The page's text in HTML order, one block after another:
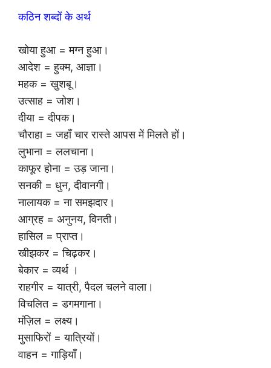
कठिन शब्दों के अर्थ
खोया हुआ = मग्न हुआ।
आदेश = हुक्म, आज्ञा।
महक = खुशबू।
उत्साह = जोश।
दीया = दीपक।
चौराहा = जहाँ चार रास्ते आपस में मिलते हों।
लुभाना = ललचाना।
काफूर होना = उड़ जाना।
सनकी = धुन, दीवानगी।
नालायक = ना समझदार।
आग्रह = अनुनय, विनती।
हासिल = प्राप्त।
खीझकर = चिढ़कर।
बेकार = व्यर्थ ।
राहगीर = यात्री, पैदल चलने वाला।
विचलित = डगमगाना।
मंज़िल = लक्ष्य।
मुसाफिरों = यात्रियों।
वाहन = गाड़ियाँ।